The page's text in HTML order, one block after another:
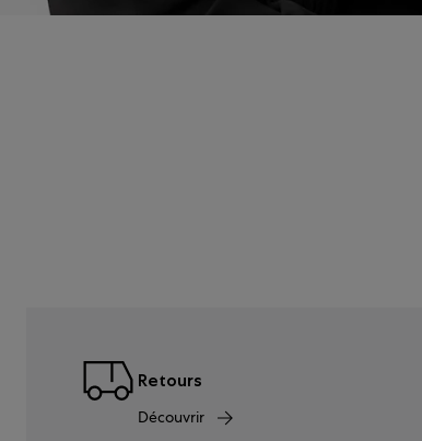
Retours
Découvrir